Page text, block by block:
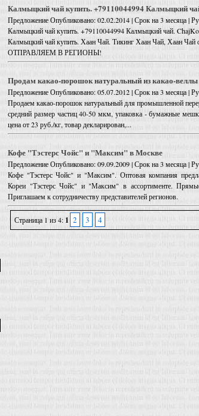
Калмыцкий чай купить. +79110044994 Калмыцкий
ПредложениеОпубликовано: 02.02.2014 | Срок на 3 месяца |
Калмыцкий чай купить. +79110044994 Калмыцкий чай.
Калмыцкий чай купить. Хаан Чай. Тикинг Хаан Чай, Хаан Чай
ОТПРАВЛЯЕМ В РЕГИОНЫ!
Продам какао-порошок натуральный из какао-веллы
ПредложениеОпубликовано: 05.07.2012 | Срок на 3 месяца |
Продаем какао-порошок натуральный для промышленной
средний размер частиц 40-50 мкм, упаковка - бумажные
цена от 23 руб./кг, товар декларирован,...
Кофе "Тэстерс Чойс" и "Максим" в Москве
ПредложениеОпубликовано: 09.09.2009 | Срок на 3 месяца |
Кофе "Тэстерс Чойс" и "Максим". Оптовая компания
Кореи "Тэстерс Чойс" и "Максим" в ассортименте.
Приглашаем к сотрудничеству представителей регионов.
Страница 1 из 4: 1 2 3 4